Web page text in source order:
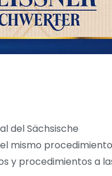
del Sächsische
mismo
y procedimientos a